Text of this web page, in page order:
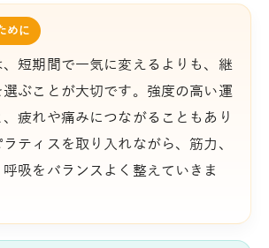
めに
短期間で一気に変えるよりも、継
ぶことが大切です。強度の高い運
疲れや痛みにつながることもあり
ティスを取り入れながら、筋力、
吸をバランスよく整えていきま